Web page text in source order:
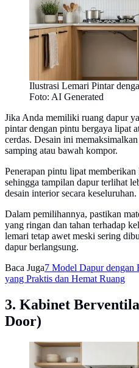
Ilustrasi Lemari Pintar
Foto: AI Generated
Jika Anda memiliki ruang dapur
pintar dengan pintu bergaya lipat
cerdas. Desain ini
samping atau bawah kompor.
Penerapan pintu lipat
sehingga tampilan dapur terlihat
desain interior secara keseluruhan.
Dalam pemilihannya, pastikan
yang ringan dan tahan terhadap
lemari tetap awet meski sering
dapur berlangsung.
Baca Juga7 Model Dapur dengan
yang Praktis dan Hemat Ruang
3. Kabinet
Door)